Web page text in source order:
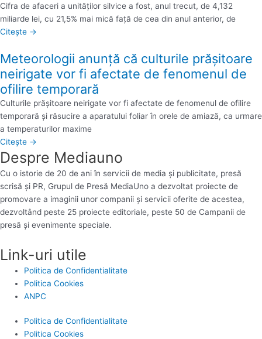
Cifra de afaceri a unităţilor silvice a fost, anul trecut, de 4,132
miliarde lei, cu 21,5% mai mică faţă de cea din anul anterior, de
Citește →
Meteorologii anunță că culturile prăşitoare
neirigate vor fi afectate de fenomenul de
ofilire temporară
Culturile prăşitoare neirigate vor fi afectate de fenomenul de ofilire
temporară şi răsucire a aparatului foliar în orele de amiază, ca urmare
a temperaturilor maxime
Citește →
Despre Mediauno
Cu o istorie de 20 de ani în servicii de media și publicitate, presă
scrisă și PR, Grupul de Presă MediaUno a dezvoltat proiecte de
promovare a imaginii unor companii și servicii oferite de acestea,
dezvoltând peste 25 proiecte editoriale, peste 50 de Campanii de
presă și evenimente speciale.
Link-uri utile
Politica de Confidentialitate
Politica Cookies
ANPC
Politica de Confidentialitate
Politica Cookies